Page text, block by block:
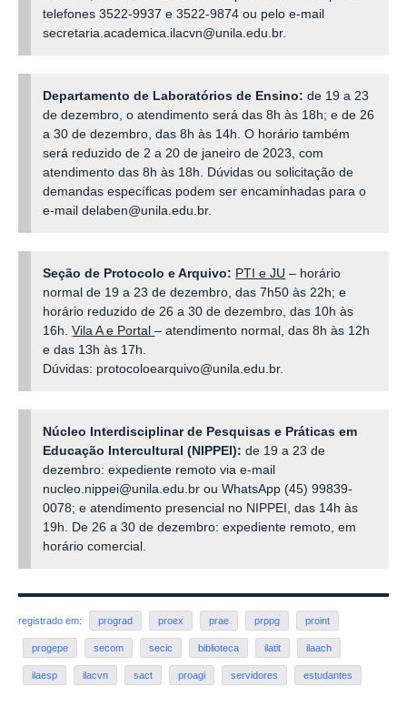
telefones 3522-9937 e 3522-9874 ou pelo e-mail
secretaria.academica.ilacvn@unila.edu.br.
Departamento de Laboratórios de Ensino: de 19 a 23
de dezembro, o atendimento será das 8h às 18h; e de 26
a 30 de dezembro, das 8h às 14h. O horário também
será reduzido de 2 a 20 de janeiro de 2023, com
atendimento das 8h às 18h. Dúvidas ou solicitação de
demandas específicas podem ser encaminhadas para o
e-mail delaben@unila.edu.br.
Seção de Protocolo e Arquivo: PTI e JU – horário
normal de 19 a 23 de dezembro, das 7h50 às 22h; e
horário reduzido de 26 a 30 de dezembro, das 10h às
16h.Vila A e Portal– atendimento normal, das 8h às 12h
e das 13h às 17h.
Dúvidas: protocoloearquivo@unila.edu.br.
Núcleo Interdisciplinar de Pesquisas e Práticas em
Educação Intercultural (NIPPEI): de 19 a 23 de
dezembro: expediente remoto via e-mail
nucleo.nippei@unila.edu.br ou WhatsApp (45) 99839-
0078; e atendimento presencial no NIPPEI, das 14h às
19h. De 26 a 30 de dezembro: expediente remoto, em
horário comercial.
registrado em: prograd proex prae prppg proint
progepe secom secic biblioteca ilatit ilaach
ilaesp ilacvn sact proagi servidores estudantes